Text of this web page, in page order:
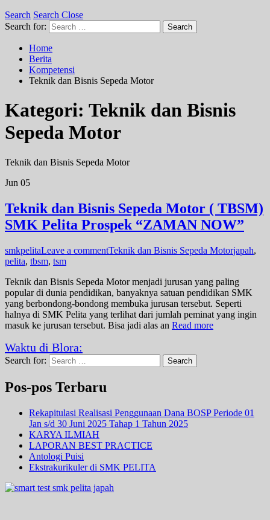
Search Search Close
Search for:
Search
Home
Berita
Kompetensi
Teknik dan Bisnis Sepeda Motor
Kategori: Teknik dan Bisnis
Sepeda Motor
Teknik dan Bisnis Sepeda Motor
Jun 05
Teknik dan Bisnis Sepeda Motor ( TBSM)
SMK Pelita Prospek “ZAMAN NOW”
smkpelitaLeave a commentTeknik dan Bisnis Sepeda Motorjapah,
pelita, tbsm, tsm
Teknik dan Bisnis Sepeda Motor menjadi jurusan yang paling
popular di dunia pendidikan, banyaknya satuan pendidikan SMK
yang berbondong-bondong membuka jurusan tersebut. Seperti
halnya di SMK Pelita yang terlihat dari jumlah peminat yang ingin
masuk ke jurusan tersebut. Bisa jadi alas an Read more
Waktu di Blora:
Search for: Search
Pos-pos Terbaru
Rekapitulasi Realisasi Penggunaan Dana BOSP Periode 01
Jan s/d 30 Juni 2025 Tahap 1 Tahun 2025
KARYA ILMIAH
LAPORAN BEST PRACTICE
Antologi Puisi
Ekstrakurikuler di SMK PELITA